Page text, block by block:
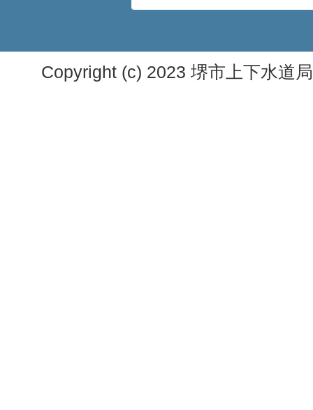
Copyright (c) 2023 堺市上下水道